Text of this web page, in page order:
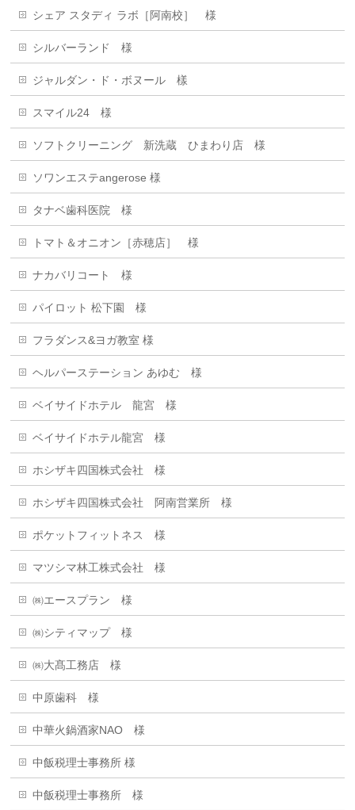
シェア スタディ ラボ［阿南校］ 様
シルバーランド 様
ジャルダン・ド・ボヌール 樣
スマイル24 様
ソフトクリーニング 新洗蔵 ひまわり店 様
ソワンエステangerose 様
タナベ歯科医院 様
トマト＆オニオン［赤穂店］ 様
ナカバリコート 様
パイロット 松下園 様
フラダンス&ヨガ教室 様
ヘルパーステーション あゆむ 様
ベイサイドホテル 龍宮 様
ベイサイドホテル龍宮 様
ホシザキ四国株式会社 様
ホシザキ四国株式会社 阿南営業所 様
ポケットフィットネス 様
マツシマ林工株式会社 様
㈱エースプラン 様
㈱シティマップ 様
㈱大髙工務店 様
中原歯科 様
中華火鍋酒家NAO 様
中飯税理士事務所 様
中飯税理士事務所 様